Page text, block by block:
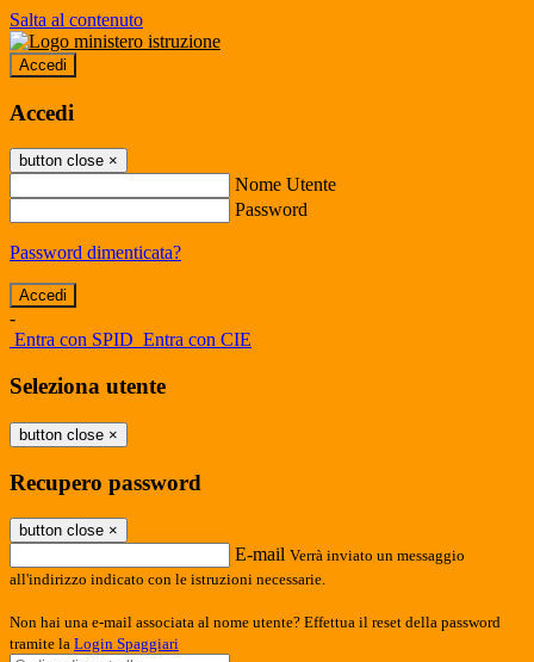
Salta al contenuto
Accedi
Accedi
button close ×
Nome Utente
Password
Password dimenticata?
-
Entra con SPID Entra con CIE
Seleziona utente
button close ×
Recupero password
button close ×
E-mail Verrà inviato un messaggio
all'indirizzo indicato con le istruzioni necessarie.
Non hai una e-mail associata al nome utente? Effettua il reset della password
tramite la Login Spaggiari